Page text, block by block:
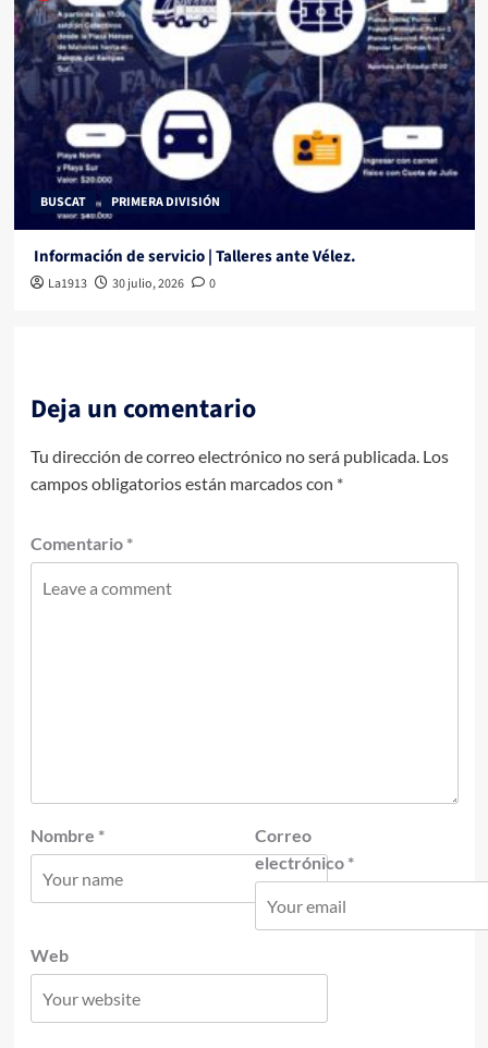
BUSCAT PRIMERA DIVISIÓN
Información de servicio | Talleres ante Vélez.
La1913 30 julio, 2026 0
Deja un comentario
Tu dirección de correo electrónico no será publicada. Los
campos obligatorios están marcados con *
Comentario *
Nombre *
Correo
electrónico *
Web